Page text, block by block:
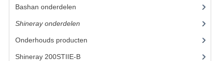
Bashan onderdelen
Shineray onderdelen
Onderhouds producten
Shineray 200STIIE-B(32)